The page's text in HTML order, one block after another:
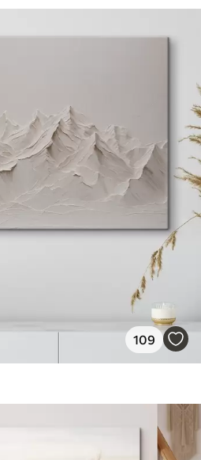
109